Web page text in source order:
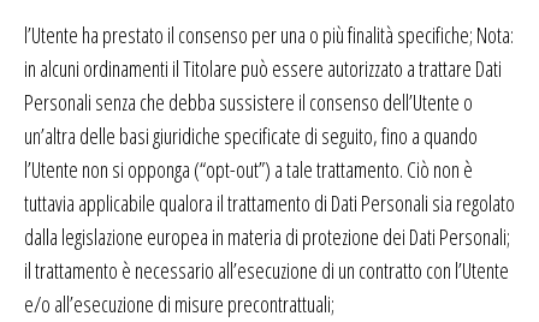
l’Utente ha prestato il consenso per una o più finalità specifiche; Nota:
in alcuni ordinamenti il Titolare può essere autorizzato a trattare Dati
Personali senza che debba sussistere il consenso dell’Utente o
un’altra delle basi giuridiche specificate di seguito, fino a quando
l’Utente non si opponga (“opt-out”) a tale trattamento. Ciò non è
tuttavia applicabile qualora il trattamento di Dati Personali sia regolato
dalla legislazione europea in materia di protezione dei Dati Personali;
il trattamento è necessario all’esecuzione di un contratto con l’Utente
e/o all’esecuzione di misure precontrattuali;